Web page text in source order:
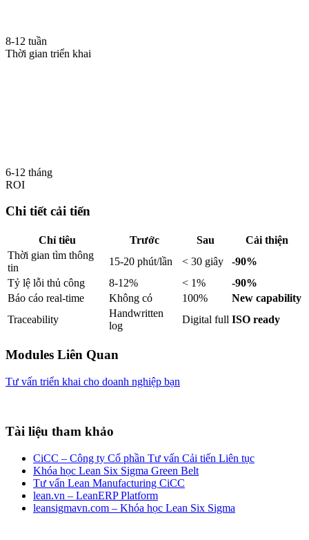
8-12 tuần
Thời gian triển khai
6-12 tháng
ROI
Chi tiết cải tiến
Chỉ tiêu Trước Sau
Cải thiện
Thời gian tìm thông
tin
15-20 phút/lần < 30 giây
-90%
Tỷ lệ lỗi thủ công
8-12% < 1%
-90%
Báo cáo real-time
Không có 100%
New capability
Traceability
Handwritten
log
Digital full ISO ready
Modules Liên Quan
Tư vấn triển khai cho doanh nghiệp bạn
Tài liệu tham khảo
CiCC – Công ty Cổ phần Tư vấn Cải tiến Liên tục
Khóa học Lean Six Sigma Green Belt
Tư vấn Lean Manufacturing CiCC
lean.vn – LeanERP Platform
leansigmavn.com – Khóa học Lean Six Sigma